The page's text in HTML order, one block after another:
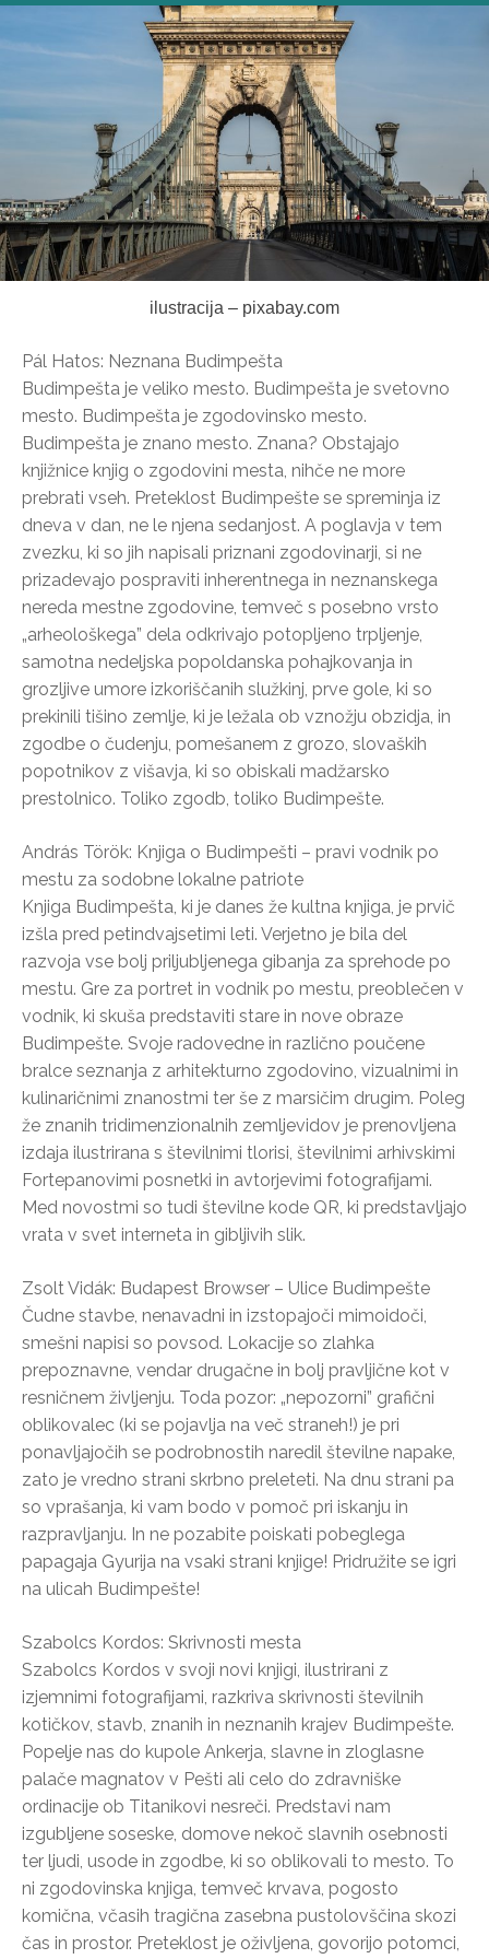
ilustracija – pixabay.com
Pál Hatos: Neznana Budimpešta
Budimpešta je veliko mesto. Budimpešta je svetovno
mesto. Budimpešta je zgodovinsko mesto.
Budimpešta je znano mesto. Znana? Obstajajo
knjižnice knjig o zgodovini mesta, nihče ne more
prebrati vseh. Preteklost Budimpešte se spreminja iz
dneva v dan, ne le njena sedanjost. A poglavja v tem
zvezku, ki so jih napisali priznani zgodovinarji, si ne
prizadevajo pospraviti inherentnega in neznanskega
nereda mestne zgodovine, temveč s posebno vrsto
„arheološkega” dela odkrivajo potopljeno trpljenje,
samotna nedeljska popoldanska pohajkovanja in
grozljive umore izkoriščanih služkinj, prve gole, ki so
prekinili tišino zemlje, ki je ležala ob vznožju obzidja, in
zgodbe o čudenju, pomešanem z grozo, slovaških
popotnikov z višavja, ki so obiskali madžarsko
prestolnico. Toliko zgodb, toliko Budimpešte.
András Török: Knjiga o Budimpešti – pravi vodnik po
mestu za sodobne lokalne patriote
Knjiga Budimpešta, ki je danes že kultna knjiga, je prvič
izšla pred petindvajsetimi leti. Verjetno je bila del
razvoja vse bolj priljubljenega gibanja za sprehode po
mestu. Gre za portret in vodnik po mestu, preoblečen v
vodnik, ki skuša predstaviti stare in nove obraze
Budimpešte. Svoje radovedne in različno poučene
bralce seznanja z arhitekturno zgodovino, vizualnimi in
kulinaričnimi znanostmi ter še z marsičim drugim. Poleg
že znanih tridimenzionalnih zemljevidov je prenovljena
izdaja ilustrirana s številnimi tlorisi, številnimi arhivskimi
Fortepanovimi posnetki in avtorjevimi fotografijami.
Med novostmi so tudi številne kode QR, ki predstavljajo
vrata v svet interneta in gibljivih slik.
Zsolt Vidák: Budapest Browser – Ulice Budimpešte
Čudne stavbe, nenavadni in izstopajoči mimoidoči,
smešni napisi so povsod. Lokacije so zlahka
prepoznavne, vendar drugačne in bolj pravljične kot v
resničnem življenju. Toda pozor: „nepozorni” grafični
oblikovalec (ki se pojavlja na več straneh!) je pri
ponavljajočih se podrobnostih naredil številne napake,
zato je vredno strani skrbno preleteti. Na dnu strani pa
so vprašanja, ki vam bodo v pomoč pri iskanju in
razpravljanju. In ne pozabite poiskati pobeglega
papagaja Gyurija na vsaki strani knjige! Pridružite se igri
na ulicah Budimpešte!
Szabolcs Kordos: Skrivnosti mesta
Szabolcs Kordos v svoji novi knjigi, ilustrirani z
izjemnimi fotografijami, razkriva skrivnosti številnih
kotičkov, stavb, znanih in neznanih krajev Budimpešte.
Popelje nas do kupole Ankerja, slavne in zloglasne
palače magnatov v Pešti ali celo do zdravniške
ordinacije ob Titanikovi nesreči. Predstavi nam
izgubljene soseske, domove nekoč slavnih osebnosti
ter ljudi, usode in zgodbe, ki so oblikovali to mesto. To
ni zgodovinska knjiga, temveč krvava, pogosto
komična, včasih tragična zasebna pustolovščina skozi
čas in prostor. Preteklost je oživljena, govorijo potomci,